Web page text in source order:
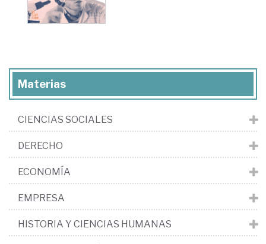
Materias
CIENCIAS SOCIALES
DERECHO
ECONOMÍA
EMPRESA
HISTORIA Y CIENCIAS HUMANAS